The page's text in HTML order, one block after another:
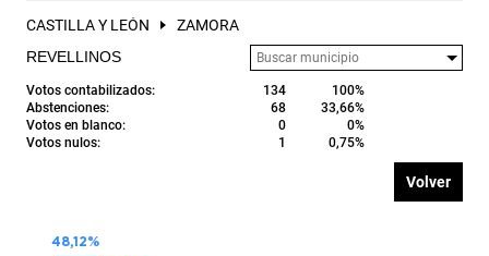
CASTILLA Y LEÓN
ZAMORA
REVELLINOS
Votos contabilizados: 134
100%
Abstenciones:
68
33,66%
Votos en blanco:
0
0%
Votos nulos:
1 0,75%
Volver
48,12%